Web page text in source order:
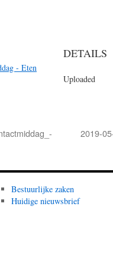
- Eten
DETAILS
Uploaded
2019-
Bestuurlijke zaken
Huidige nieuwsbrief